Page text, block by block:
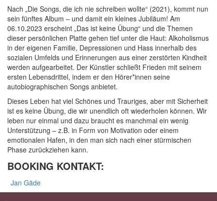
Nach „Die Songs, die ich nie schreiben wollte“ (2021), kommt nun
sein fünftes Album – und damit ein kleines Jubiläum! Am
06.10.2023 erscheint „Das ist keine Übung“ und die Themen
dieser persönlichen Platte gehen tief unter die Haut: Alkoholismus
in der eigenen Familie, Depressionen und Hass innerhalb des
sozialen Umfelds und Erinnerungen aus einer zerstörten Kindheit
werden aufgearbeitet. Der Künstler schließt Frieden mit seinem
ersten Lebensdrittel, indem er den Hörer*innen seine
autobiographischen Songs anbietet.
Dieses Leben hat viel Schönes und Trauriges, aber mit Sicherheit
ist es keine Übung, die wir unendlich oft wiederholen können. Wir
leben nur einmal und dazu braucht es manchmal ein wenig
Unterstützung – z.B. in Form von Motivation oder einem
emotionalen Hafen, in den man sich nach einer stürmischen
Phase zurückziehen kann.
BOOKING KONTAKT:
Jan Gäde